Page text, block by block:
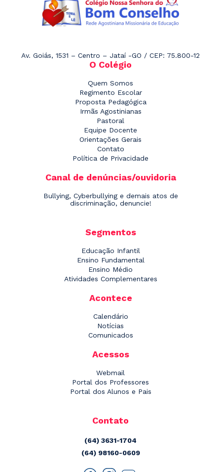
Av. Goiás, 1531 – Centro – Jataí -GO / CEP: 75.800-12
O Colégio
Quem Somos
Regimento Escolar
Proposta Pedagógica
Irmãs Agostinianas
Pastoral
Equipe Docente
Orientações Gerais
Contato
Política de Privacidade
Canal de denúncias/ouvidoria
Bullying, Cyberbullying e demais atos de
discriminação, denuncie!
Segmentos
Educação Infantil
Ensino Fundamental
Ensino Médio
Atividades Complementares
Acontece
Calendário
Notícias
Comunicados
Acessos
Webmail
Portal dos Professores
Portal dos Alunos e Pais
Contato
(64) 3631-1704
(64) 98160-0609